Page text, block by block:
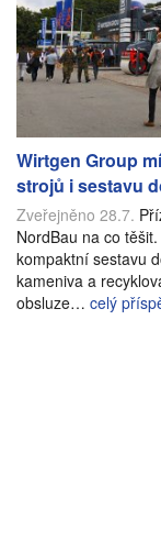
Wirtgen Group
strojů i sestavu
Zveřejněno 28.7.
NordBau na co
kompaktní sestavu
kameniva a
obsluze… celý